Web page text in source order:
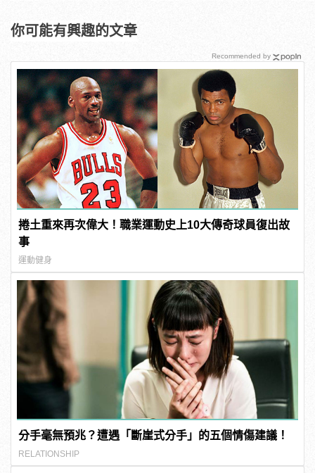
你可能有興趣的文章
捲土重來再次偉大！職業運動史上10大傳奇球員復出故
事
運動健身
分手毫無預兆？遭遇「斷崖式分手」的五個情傷建議！
RELATIONSHIP
Recommended by